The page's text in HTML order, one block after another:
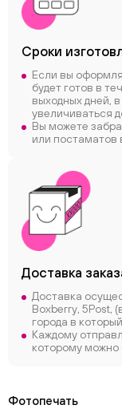
Сроки
Если вы
будет готов в
выходных дней,
увеличиваться
Вы можете
или постаматов
Доставка
Доставка
Boxberry, 5Post,
города в
Каждому
которому можно
Фотопечать